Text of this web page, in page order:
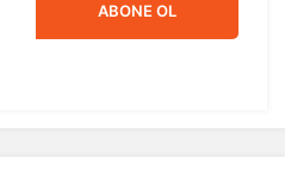
ABONE OL